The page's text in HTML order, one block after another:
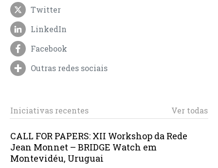
Twitter
LinkedIn
Facebook
Outras redes sociais
Iniciativas recentes Ver todas
CALL FOR PAPERS: XII Workshop da Rede
Jean Monnet – BRIDGE Watch em
Montevidéu, Uruguai